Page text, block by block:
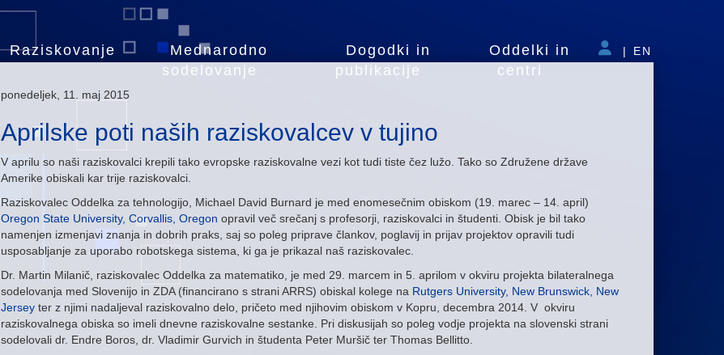
Raziskovanje
Mednarodno
sodelovanje
Dogodki in
publikacije
Oddelki in
centri
| EN
ponedeljek, 11. maj 2015
Aprilske poti naših raziskovalcev v tujino
V aprilu so naši raziskovalci krepili tako evropske raziskovalne vezi kot tudi tiste čez lužo. Tako so Združene države
Amerike obiskali kar trije raziskovalci.
Raziskovalec Oddelka za tehnologijo, Michael David Burnard je med enomesečnim obiskom (19. marec – 14. april)
Oregon State University, Corvallis, Oregon opravil več srečanj s profesorji, raziskovalci in študenti. Obisk je bil tako
namenjen izmenjavi znanja in dobrih praks, saj so poleg priprave člankov, poglavij in prijav projektov opravili tudi
usposabljanje za uporabo robotskega sistema, ki ga je prikazal naš raziskovalec.
Dr. Martin Milanič, raziskovalec Oddelka za matematiko, je med 29. marcem in 5. aprilom v okviru projekta bilateralnega
sodelovanja med Slovenijo in ZDA (financirano s strani ARRS) obiskal kolege na Rutgers University, New Brunswick, New
Jerseyter z njimi nadaljeval raziskovalno delo, pričeto med njihovim obiskom v Kopru, decembra 2014. V okviru
raziskovalnega obiska so imeli dnevne raziskovalne sestanke. Pri diskusijah so poleg vodje projekta na slovenski strani
sodelovali dr. Endre Boros, dr. Vladimir Gurvich in študenta Peter Muršič ter Thomas Bellitto.